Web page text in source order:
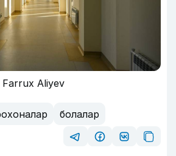
Aliyev
болалар